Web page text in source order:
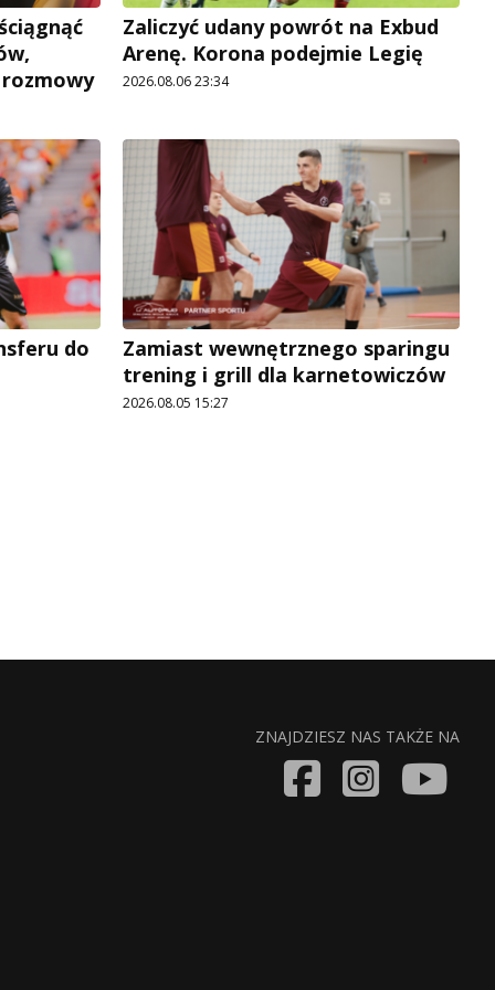
Zaliczyć udany powrót na Exbud
Arenę. Korona podejmie Legię
2026.08.06 23:34
do
Zamiast wewnętrznego sparingu
trening i grill dla karnetowiczów
2026.08.05 15:27
ZNAJDZIESZ NAS TAKŻE NA